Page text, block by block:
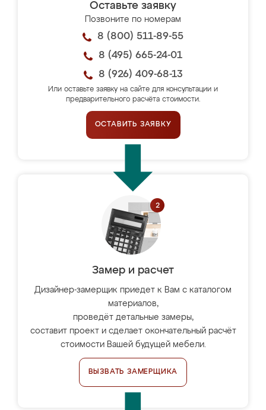
Оставьте заявку
Позвоните по номерам
8 (800) 511-89-55
8 (495) 665-24-01
8 (926) 409-68-13
Или оставьте заявку на сайте для консультации и
предварительного расчёта стоимости.
ОСТАВИТЬ ЗАЯВКУ
Замер и расчет
Дизайнер-замерщик приедет к Вам с каталогом
материалов,
проведёт детальные замеры,
составит проект и сделает окончательный расчёт
стоимости Вашей будущей мебели.
ВЫЗВАТЬ ЗАМЕРЩИКА